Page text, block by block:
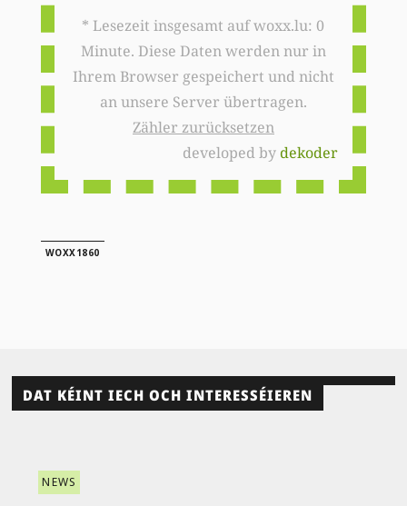
* Lesezeit insgesamt auf woxx.lu: 0
Minute. Diese Daten werden nur in
Ihrem Browser gespeichert und nicht
an unsere Server übertragen.
Zähler zurücksetzen
developed bydekoder
WOXX1860
DAT KÉINT IECH OCH INTERESSÉIEREN
NEWS